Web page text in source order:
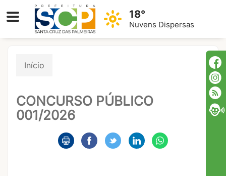
18°
Nuvens Dispersas
Início
CONCURSO PÚBLICO
001/2026